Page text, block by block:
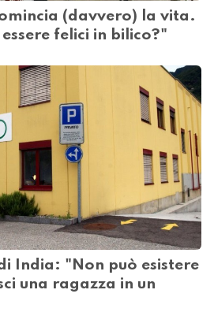
(davvero) la vita.
felici in bilico?"
India: "Non può esistere
una ragazza in un